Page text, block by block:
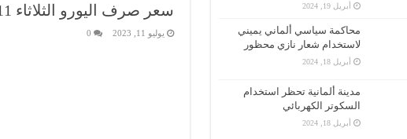
سعر صرف اليورو الثلاثاء 11 يوليو 2023
يوليو 11, 2023 0
أبريل 19, 2024
محاكمة سياسي ألماني يميني
لاستخدام شعار نازي محظور
أبريل 18, 2024
مدينة ألمانية تحظر استخدام
السكوتر الكهربائي
أبريل 18, 2024